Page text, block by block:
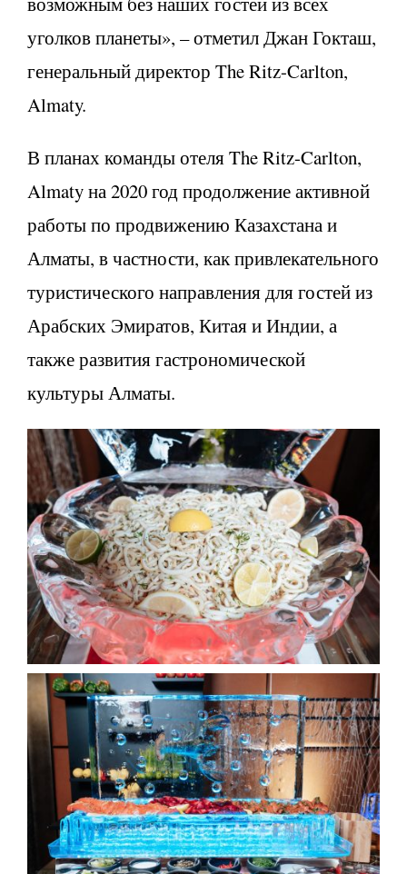
уголков планеты», – отметил Джан Гокташ,
генеральный директор The Ritz-Carlton,
Almaty.
В планах команды отеля The Ritz-Carlton,
Almaty на 2020 год продолжение активной
работы по продвижению Казахстана и
Алматы, в частности, как привлекательного
туристического направления для гостей из
Арабских Эмиратов, Китая и Индии, а
также развития гастрономической
культуры Алматы.